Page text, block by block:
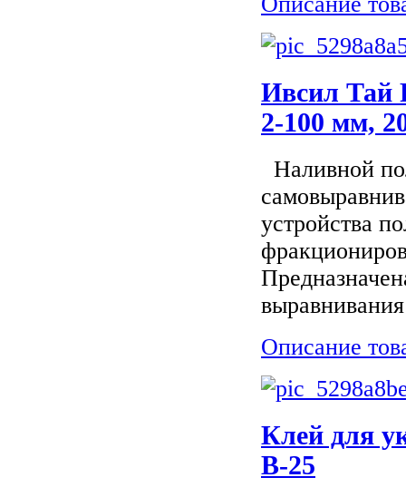
Ивсил Тай
2-100 мм,
Наливной
устройства
Описание
Клей для
В-25